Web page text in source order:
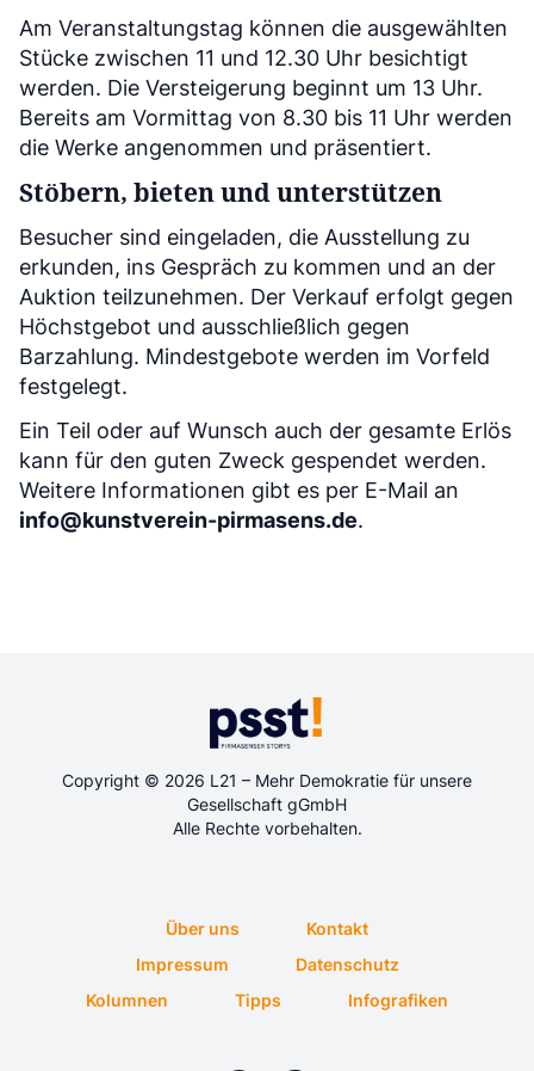
Am Veranstaltungstag können die ausgewählten
Stücke zwischen 11 und 12.30 Uhr besichtigt
werden. Die Versteigerung beginnt um 13 Uhr.
Bereits am Vormittag von 8.30 bis 11 Uhr werden
die Werke angenommen und präsentiert.
Stöbern, bieten und unterstützen
Besucher sind eingeladen, die Ausstellung zu
erkunden, ins Gespräch zu kommen und an der
Auktion teilzunehmen. Der Verkauf erfolgt gegen
Höchstgebot und ausschließlich gegen
Barzahlung. Mindestgebote werden im Vorfeld
festgelegt.
Ein Teil oder auf Wunsch auch der gesamte Erlös
kann für den guten Zweck gespendet werden.
Weitere Informationen gibt es per E-Mail an
info@kunstverein-pirmasens.de.
Copyright © 2026 L21 – Mehr Demokratie für unsere
Gesellschaft gGmbH
Alle Rechte vorbehalten.
Über uns
Kontakt
Impressum
Datenschutz
Kolumnen
Tipps Infografiken